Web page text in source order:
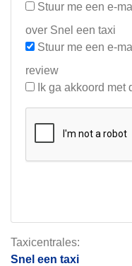
Taxicentrales:
Snel een taxi
Stuur me een e-
over Snel een taxi
Stuur me een e-
review
Ik ga akkoord met